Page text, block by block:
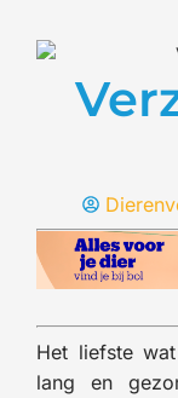
Het liefste
lang en